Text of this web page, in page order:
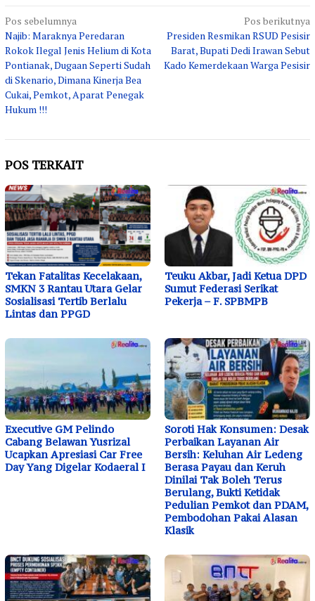
Navigasi
pos
Pos sebelumnya
Najib: Maraknya Peredaran
Rokok Ilegal Jenis Helium di Kota
Pontianak, Dugaan Seperti Sudah
di Skenario, Dimana Kinerja Bea
Cukai, Pemkot, Aparat Penegak
Hukum !!!
Pos berikutnya
Presiden Resmikan RSUD Pesisir
Barat, Bupati Dedi Irawan Sebut
Kado Kemerdekaan Warga Pesisir
POS TERKAIT
Tekan Fatalitas Kecelakaan,
SMKN 3 Rantau Utara Gelar
Sosialisasi Tertib Berlalu
Lintas dan PPGD
Teuku Akbar, Jadi Ketua DPD
Sumut Federasi Serikat
Pekerja – F. SPBMPB
Executive GM Pelindo
Cabang Belawan Yusrizal
Ucapkan Apresiasi Car Free
Day Yang Digelar Kodaeral I
Soroti Hak Konsumen: Desak
Perbaikan Layanan Air
Bersih: Keluhan Air Ledeng
Berasa Payau dan Keruh
Dinilai Tak Boleh Terus
Berulang, Bukti Ketidak
Pedulian Pemkot dan PDAM,
Pembodohan Pakai Alasan
Klasik